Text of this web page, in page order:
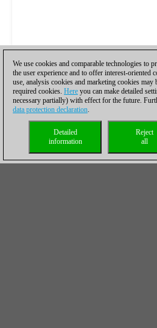
We use cookies and comparable technologies to
the user experience and to offer interest-oriented
use, analysis cookies and marketing cookies
required cookies. Here you can make detailed
necessary partially) with effect for the future.
data protection declaration.
Reject
all
Detailed
information